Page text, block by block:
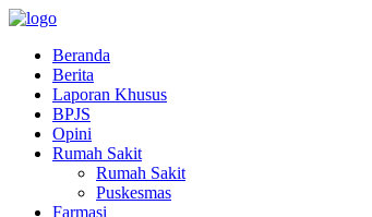
Beranda
Berita
Laporan Khusus
BPJS
Opini
Rumah Sakit
Rumah Sakit
Puskesmas
Farmasi